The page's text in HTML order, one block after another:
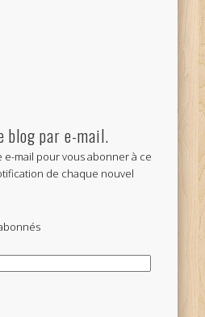
blog par e-mail.
e-mail pour vous abonner à ce
de chaque nouvel